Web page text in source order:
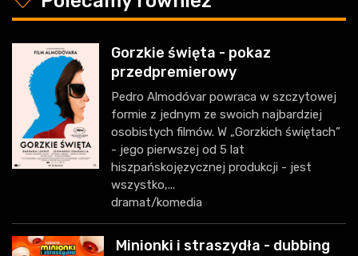
Gorzkie święta - pokaz
przedpremierowy
Pedro Almodóvar powraca w szczytowej
formie z jednym ze swoich najbardziej
osobistych filmów. W „Gorzkich świętach”
- jego pierwszej od 5 lat
hiszpańskojęzycznej produkcji - jest
wszystko,...
dramat/komedia
Minionki i straszydła - dubbing